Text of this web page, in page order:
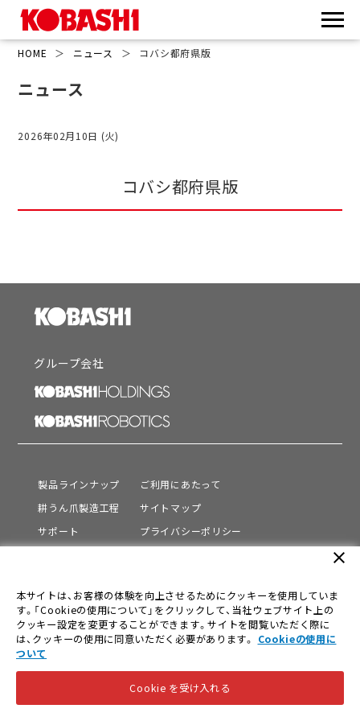
HOME ＞ ニュース ＞ コバシ都府県版
ニュース
2026年02月10日 (火)
コバシ都府県版
グループ会社
製品ラインナップ
耕うん爪製造工程
サポート
採用情報
ニュース
ご利用にあたって
サイトマップ
プライバシーポリシー
© KOBASHI INDUSTRIES CO.,LTD. All Rights Reserved.
本サイトは、お客様の体験を向上させるためにクッキーを使用していま
す。「Cookieの使用について」をクリックして、当社ウェブサイト上の
クッキー設定を変更することができます。サイトを閲覧いただく際に
は、クッキーの使用に同意いただく必要があります。 Cookieの使用に
ついて
Cookie を受け入れる
close